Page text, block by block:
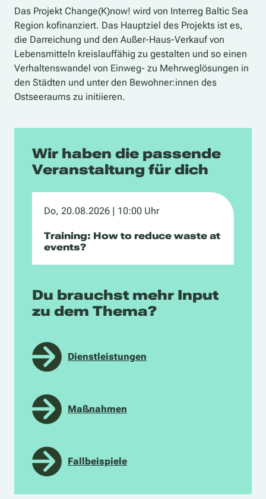
Das Projekt Change(K)now! wird von Interreg Baltic Sea
Region kofinanziert. Das Hauptziel des Projekts ist es,
die Darreichung und den Außer-Haus-Verkauf von
Lebensmitteln kreislauffähig zu gestalten und so einen
Verhaltenswandel von Einweg- zu Mehrweglösungen in
den Städten und unter den Bewohner:innen des
Ostseeraums zu initiieren.
Wir haben die passende
Veranstaltung für dich
Do, 20.08.2026 | 10:00 Uhr
Training: How to reduce waste at
events?
Du brauchst mehr Input
zu dem Thema?
Dienstleistungen
Maßnahmen
Fallbeispiele